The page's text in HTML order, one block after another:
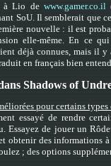
à Lio de www.gamer.co.il
SoU. Il semblerait que
nouvelle : il est
elle-même. En ce
déjà connues, mais il
en français bien
Shadows of
pour certains types
essayé de rendre
Essayez de jouer un
obtenir des informations
; des options